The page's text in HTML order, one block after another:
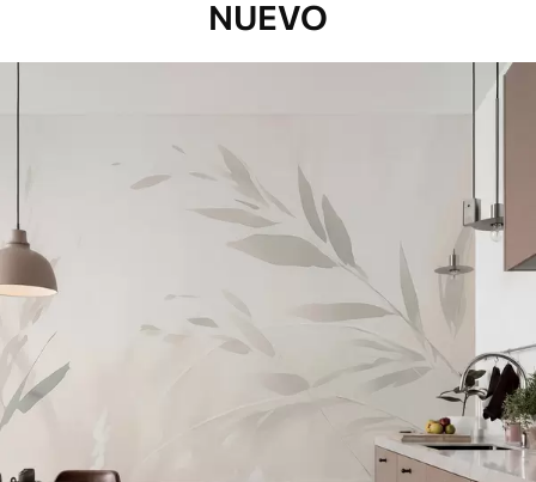
NUEVO